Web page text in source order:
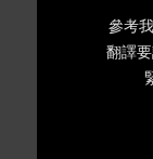
參考
翻譯